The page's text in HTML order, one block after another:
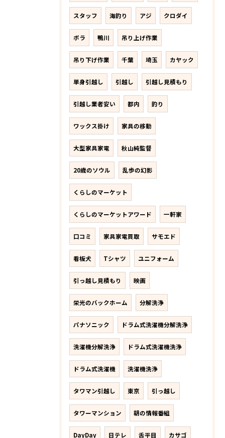
スタッフ 海釣り アジ クロダイ
ボラ 鴨川 吊り上げ作業
吊り下げ作業 千葉 埼玉 カヤック
単身引越し 引越し 引越し見積もり
引越し業者安い 都内 釣り
ワックス掛け 家具の移動
大型家具家電 秋山純監督
20歳のソウル 乱歩の幻影
くらしのマーケット
くらしのマーケットアワード 一軒家
口コミ 家具家電買取 サモエド
看板犬 Tシャツ ユニフォーム
引っ越し見積もり 映画
栄光のバックホーム 分解洗浄
パナソニック ドラム式洗濯機分解洗浄
洗濯機分解洗浄 ドラム式洗濯機洗浄
ドラム式洗濯機 洗濯機洗浄
タワマン引越し 東京 引っ越し
タワーマンション 朝の情報番組
DayDay 日テレ 舌平目 カサゴ